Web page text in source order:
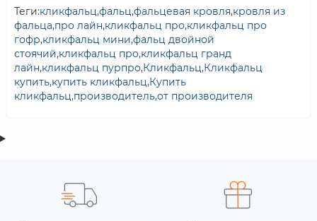
Теги:кликфальц,фальц,фальцевая кровля,кровля из
фальца,про лайн,кликфальц про,кликфальц про
гофр,кликфальц мини,фальц двойной
стоячий,кликфальц про,кликфальц гранд
лайн,кликфальц пурпро,Кликфальц,Кликфальц
купить,купить кликфальц,Купить
кликфальц,производитель,от производителя